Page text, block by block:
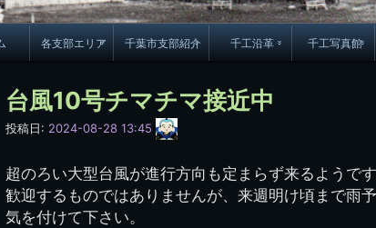
各支部エリア 千葉市支部紹介
会員・役員名簿
ちばし支部だより
千工沿革
生実移転の歴史
検見川校舎時代
千工写真館
生実校舎以
台風10号チマチマ接近中
投稿日: 2024-08-28 13:45
サ
イ
管
理
人
超のろい大型台風が進行方向も定まらず来るようです
歓迎するものではありませんが、来週明け頃まで雨予
気を付けて下さい。